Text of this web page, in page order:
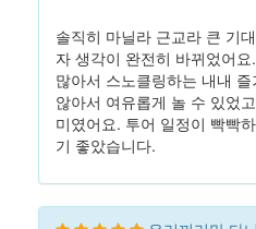
솔직히 마닐라 근교라 큰 기
자 생각이 완전히 바뀌었어
많아서 스노클링하는 내내
않아서 여유롭게 놀 수 있었
미였어요. 투어 일정이 빡빡
기 좋았습니다.